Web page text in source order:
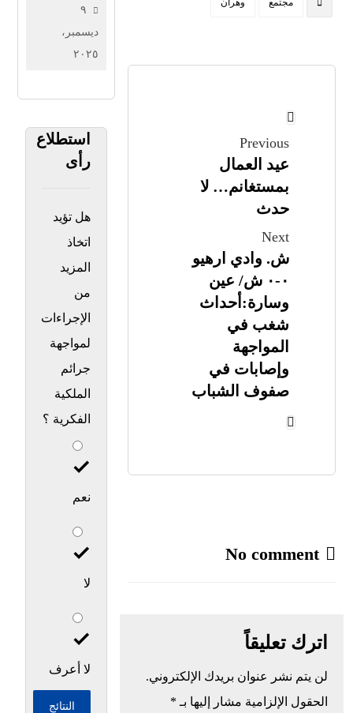
مجتمع وهران
Previous
عيد العمال
بمستغانم… لا
حدث
Next
ش. وادي ارهيو
٠-٠ ش/ عين
وسارة:أحداث
شغب في
المواجهة
وإصابات في
صفوف الشباب
No comment
اترك تعليقاً
لن يتم نشر عنوان بريدك الإلكتروني.
الحقول الإلزامية مشار إليها بـ *
يترأس
اجتماعا
خصص
وبعث
قطاع
الصناعة
٩
ديسمبر،
٢٠٢٥
استطلاع
رأى
هل تؤيد
اتخاذ
المزيد
من
الإجراءات
لمواجهة
جرائم
الملكية
الفكرية ؟
نعم
لا
لا أعرف
النتائج